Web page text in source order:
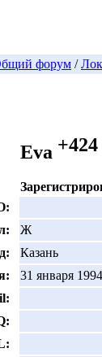
форум /
Eva +424
Ж
Казань
31 января